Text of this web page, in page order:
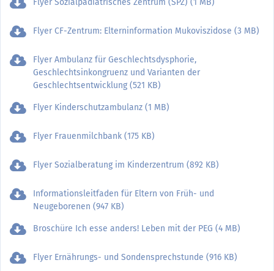
Flyer Sozialpädiatrisches Zentrum (SPZ) (1 MB)
Flyer CF-Zentrum: Elterninformation Mukoviszidose (3 MB)
Flyer Ambulanz für Geschlechtsdysphorie,
Geschlechtsinkongruenz und Varianten der
Geschlechtsentwicklung (521 KB)
Flyer Kinderschutzambulanz (1 MB)
Flyer Frauenmilchbank (175 KB)
Flyer Sozialberatung im Kinderzentrum (892 KB)
Informationsleitfaden für Eltern von Früh- und
Neugeborenen (947 KB)
Broschüre Ich esse anders! Leben mit der PEG (4 MB)
Flyer Ernährungs- und Sondensprechstunde (916 KB)